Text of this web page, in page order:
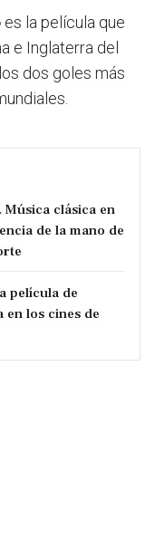
es la película que
e Inglaterra del
los dos goles más
Música clásica en
de la mano de
película de
en los cines de